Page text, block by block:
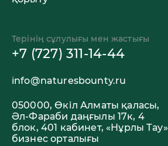
Терінің сұлулығы мен жастығы
+7 (727) 311-14-44
info@naturesbounty.ru
050000, Өкіл Алматы қаласы,
Әл-Фараби даңғылы 17к, 4
блок, 401 кабинет, «Нұрлы Тау»
бизнес орталығы